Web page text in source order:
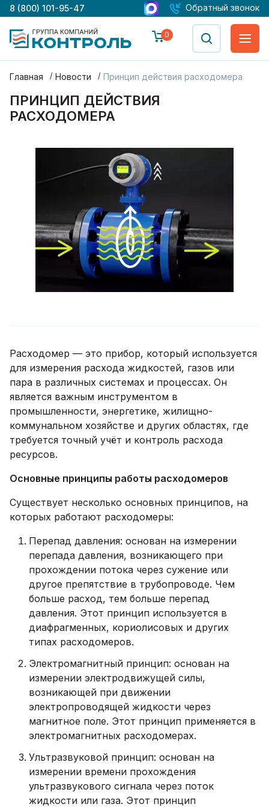
8 (800) 101-95-47 Обратный звонок
0
Главная Новости Принцип действия расходомера
ПРИНЦИП ДЕЙСТВИЯ
РАСХОДОМЕРА
Расходомер — это прибор, который используется
для измерения расхода жидкостей, газов или
пара в различных системах и процессах. Он
является важным инструментом в
промышленности, энергетике, жилищно-
коммунальном хозяйстве и других областях, где
требуется точный учёт и контроль расхода
ресурсов.
Основные принципы работы расходомеров
Существует несколько основных принципов, на
которых работают расходомеры:
Перепад давления: основан на измерении
перепада давления, возникающего при
прохождении потока через сужение или
другое препятствие в трубопроводе. Чем
больше расход, тем больше перепад
давления. Этот принцип используется в
диафрагменных, кориолисовых и других
типах расходомеров.
Электромагнитный принцип: основан на
измерении электродвижущей силы,
возникающей при движении
электропроводящей жидкости через
магнитное поле. Этот принцип применяется в
электромагнитных расходомерах.
Ультразвуковой принцип: основан на
измерении времени прохождения
ультразвукового сигнала через поток
жидкости или газа. Этот принцип